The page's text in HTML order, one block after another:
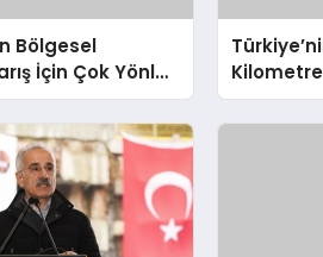
Bölgesel
İçin Çok Yönlü
Yollar ve